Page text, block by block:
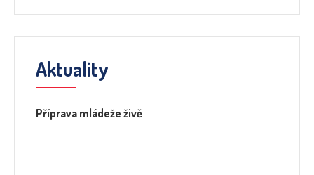
Aktuality
Příprava mládeže živě